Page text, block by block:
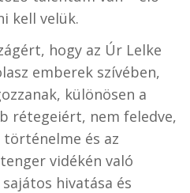
kell velük.
hogy az Úr Lelke
emberek szívében,
különösen a
rétegeiért, nem feledve,
történelme és az
vidékén való
hivatása és